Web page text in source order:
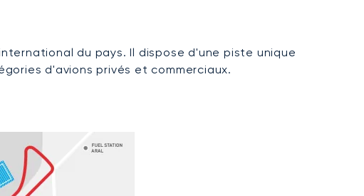
du pays. Il dispose d'une piste unique
d'avions privés et commerciaux.